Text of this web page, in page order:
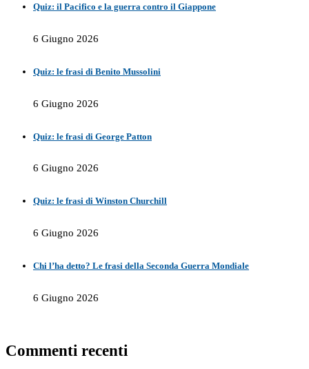
Quiz: il Pacifico e la guerra contro il Giappone
6 Giugno 2026
Quiz: le frasi di Benito Mussolini
6 Giugno 2026
Quiz: le frasi di George Patton
6 Giugno 2026
Quiz: le frasi di Winston Churchill
6 Giugno 2026
Chi l’ha detto? Le frasi della Seconda Guerra Mondiale
6 Giugno 2026
Commenti recenti